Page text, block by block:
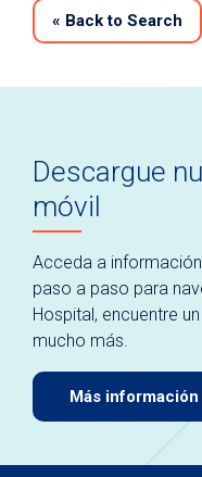
« Back to Search
Descargue
móvil
Acceda a
paso a paso para
Hospital, encuentre
mucho más.
Más información